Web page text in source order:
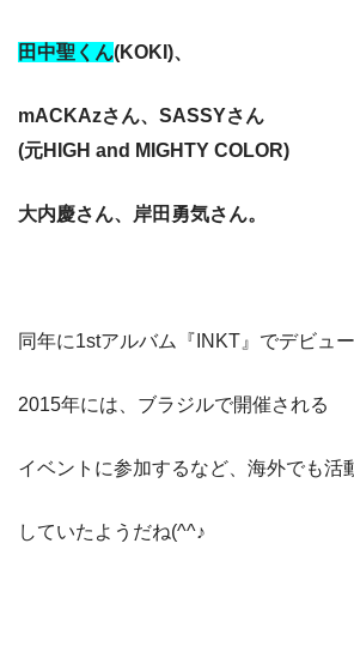
田中聖くん(KOKI)、
mACKAzさん、SASSYさん
(元HIGH and MIGHTY COLOR)
大内慶さん、岸田勇気さん。
同年に1stアルバム『INKT』でデビュー
2015年には、ブラジルで開催される
イベントに参加するなど、海外でも活
していたようだね(^^♪